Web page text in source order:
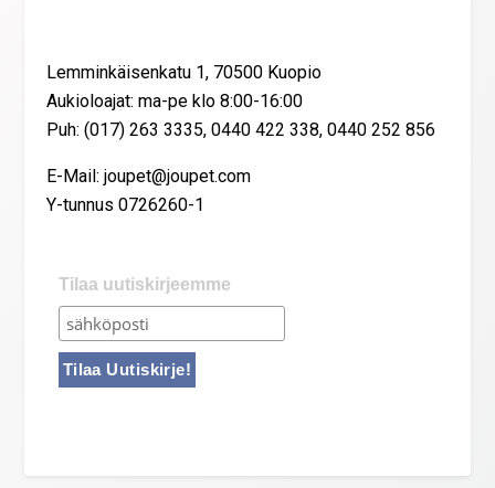
Lemminkäisenkatu 1, 70500 Kuopio
Aukioloajat: ma-pe klo 8:00-16:00
Puh: (017) 263 3335, 0440 422 338, 0440 252 856
E-Mail: joupet@joupet.com
Y-tunnus 0726260-1
Tilaa uutiskirjeemme